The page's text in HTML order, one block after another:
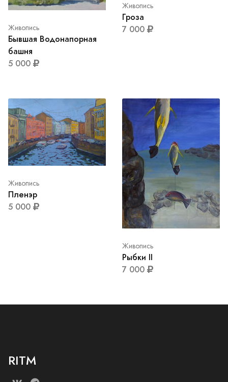
Живопись
Бывшая Водонапорная
башня
5 000
Живопись
Гроза
7 000
Живопись
Пленэр
5 000
Живопись
Рыбки II
7 000
RITM